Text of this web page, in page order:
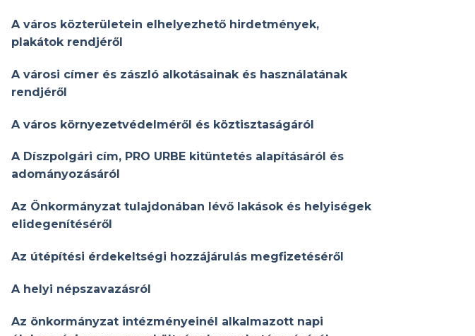
A város közterületein elhelyezhető hirdetmények,
plakátok rendjéről
A városi címer és zászló alkotásainak és használatának
rendjéről
A város környezetvédelméről és köztisztaságáról
A Díszpolgári cím, PRO URBE kitüntetés alapításáról és
adományozásáról
Az Önkormányzat tulajdonában lévő lakások és helyiségek
elidegenítéséről
Az útépítési érdekeltségi hozzájárulás megfizetéséről
A helyi népszavazásról
Az önkormányzat intézményeinél alkalmazott napi